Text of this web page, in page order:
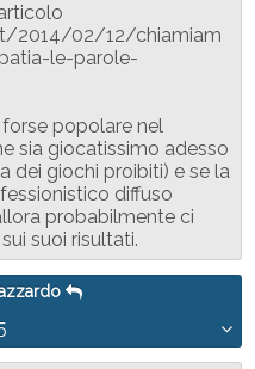
2014/02/12/chiamiam
le-parole-
forse popolare nel
sia giocatissimo adesso
dei giochi proibiti) e se la
diffuso
probabilmente ci
suoi risultati.